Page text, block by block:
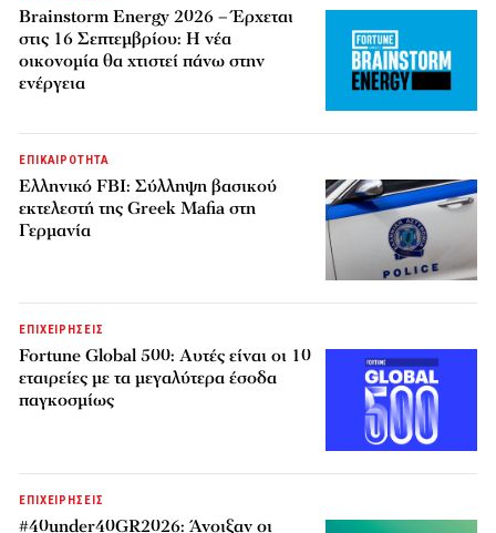
Brainstorm Energy 2026 – Έρχεται
στις 16 Σεπτεμβρίου: Η νέα
οικονομία θα χτιστεί πάνω στην
ενέργεια
ΕΠΙΚΑΙΡΟΤΗΤΑ
Ελληνικό FBI: Σύλληψη βασικού
εκτελεστή της Greek Mafia στη
Γερμανία
ΕΠΙΧΕΙΡΗΣΕΙΣ
Fortune Global 500: Αυτές είναι οι 10
εταιρείες με τα μεγαλύτερα έσοδα
παγκοσμίως
ΕΠΙΧΕΙΡΗΣΕΙΣ
#40under40GR2026: Άνοιξαν οι